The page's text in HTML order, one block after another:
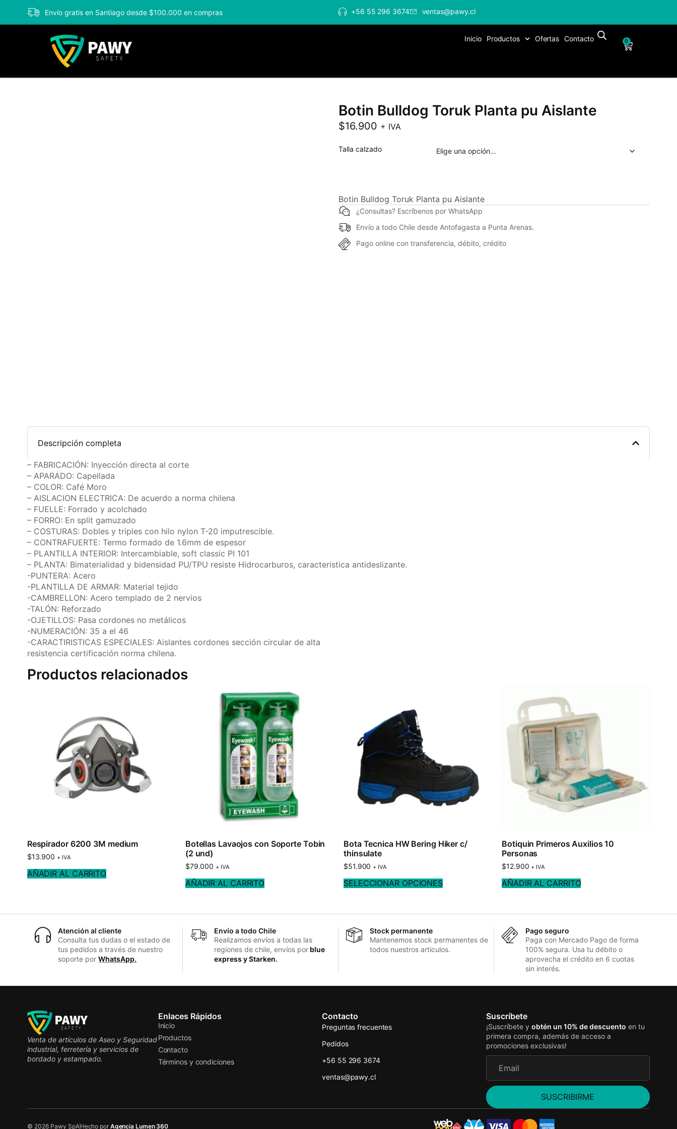
Envío gratis en Santiago desde $100.000 en compras +56 55 296 3674 ventas@pawy.cl
Inicio Productos Ofertas Contacto 0
Botin Bulldog Toruk Planta pu Aislante
$16.900 + IVA
Talla calzado
Botin Bulldog Toruk Planta pu Aislante
¿Consultas? Escríbenos por WhatsApp
Envío a todo Chile desde Antofagasta a Punta Arenas.
Pago online con transferencia, débito, crédito
Descripción completa
– FABRICACIÓN: Inyección directa al corte
– APARADO: Capellada
– COLOR: Café Moro
– AISLACION ELECTRICA: De acuerdo a norma chilena
– FUELLE: Forrado y acolchado
– FORRO: En split gamuzado
– COSTURAS: Dobles y triples con hilo nylon T-20 imputrescible.
– CONTRAFUERTE: Termo formado de 1.6mm de espesor
– PLANTILLA INTERIOR: Intercambiable, soft classic PI 101
– PLANTA: Bimaterialidad y bidensidad PU/TPU resiste Hidrocarburos, caracteristica antideslizante.
-PUNTERA: Acero
-PLANTILLA DE ARMAR: Material tejido
-CAMBRELLON: Acero templado de 2 nervios
-TALÓN: Reforzado
-OJETILLOS: Pasa cordones no metálicos
-NUMERACIÓN: 35 a el 46
-CARACTIRISTICAS ESPECIALES: Aislantes cordones sección circular de alta
resistencia certificación norma chilena.
Productos relacionados
Respirador 6200 3M medium
$13.900 + IVA
AÑADIR AL CARRITO
Botellas Lavaojos con Soporte Tobin
(2 und)
$79.000 + IVA
AÑADIR AL CARRITO
Bota Tecnica HW Bering Hiker c/
thinsulate
$51.900 + IVA
SELECCIONAR OPCIONES
Botiquin Primeros Auxilios 10
Personas
$12.900 + IVA
AÑADIR AL CARRITO
Atención al cliente
Consulta tus dudas o el estado de
tus pedidos a través de nuestro
soporte porWhatsApp.
Envío a todo Chile
Realizamos envíos a todas las
regiones de chile, envíos porblue
express y Starken.
Stock permanente
Mantenemos stock permanentes de
todos nuestros articulos.
Pago seguro
Paga con Mercado Pago de forma
100% segura. Usa tu débito o
aprovecha el crédito en 6 cuotas
sin interés.
Venta de artículos de Aseo y Seguridad
industrial, ferretería y servicios de
bordado y estampado.
Enlaces Rápidos
Inicio
Productos
Contacto
Términos y condiciones
Contacto
Preguntas frecuentes
Pedidos
+56 55 296 3674
ventas@pawy.cl
Suscríbete
¡Suscríbete y obtén un 10% de descuento en tu
primera compra, además de acceso a
promociones exclusivas!
SUSCRIBIRME
© 2026 Pawy SpAHecho por Agencia Lumen 360